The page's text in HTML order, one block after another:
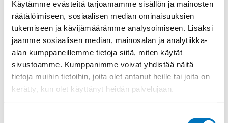
Käytämme evästeitä tarjoamamme sisällön ja mainosten
räätälöimiseen, sosiaalisen median ominaisuuksien
tukemiseen ja kävijämäärämme analysoimiseen. Lisäksi
jaamme sosiaalisen median, mainosalan ja analytiikka-
alan kumppaneillemme tietoja siitä, miten käytät
sivustoamme. Kumppanimme voivat yhdistää näitä
tietoja muihin tietoihin, joita olet antanut heille tai joita on
kerätty, kun olet käyttänyt heidän palvelujaan.
Ohjauskaapeli ÖPVC-JZ 4G6